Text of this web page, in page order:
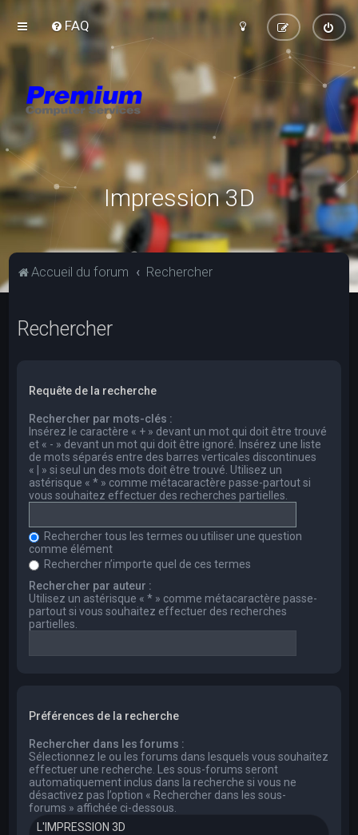
FAQ
Impression 3D
Accueil du forum Rechercher
Rechercher
Requête de la recherche
Rechercher par mots-clés :
Insérez le caractère « + » devant un mot qui doit être trouvé
et « - » devant un mot qui doit être ignoré. Insérez une liste
de mots séparés entre des barres verticales discontinues
« | » si seul un des mots doit être trouvé. Utilisez un
astérisque « * » comme métacaractère passe-partout si
vous souhaitez effectuer des recherches partielles.
Rechercher tous les termes ou utiliser une question
comme élément
Rechercher n’importe quel de ces termes
Rechercher par auteur :
Utilisez un astérisque « * » comme métacaractère passe-
partout si vous souhaitez effectuer des recherches
partielles.
Préférences de la recherche
Rechercher dans les forums :
Sélectionnez le ou les forums dans lesquels vous souhaitez
effectuer une recherche. Les sous-forums seront
automatiquement inclus dans la recherche si vous ne
désactivez pas l’option « Rechercher dans les sous-
forums » affichée ci-dessous.